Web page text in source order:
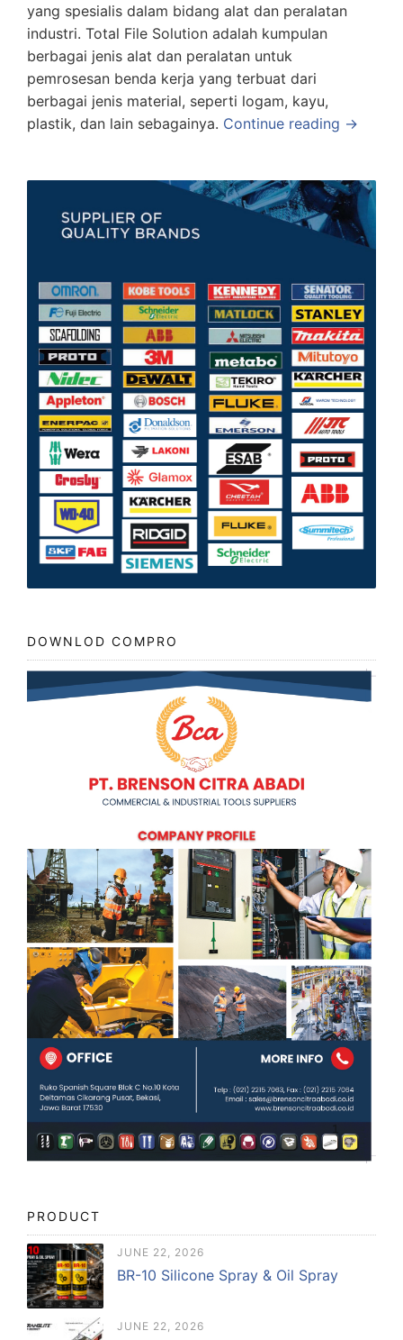
yang spesialis dalam bidang alat dan peralatan
industri. Total File Solution adalah kumpulan
berbagai jenis alat dan peralatan untuk
pemrosesan benda kerja yang terbuat dari
berbagai jenis material, seperti logam, kayu,
plastik, dan lain sebagainya. Continue reading →
DOWNLOD COMPRO
PRODUCT
JUNE 22, 2026
BR-10 Silicone Spray & Oil Spray
JUNE 22, 2026